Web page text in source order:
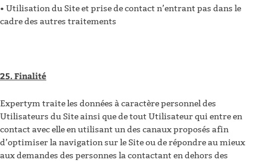
• Utilisation du Site et prise de contact n’entrant pas dans le
cadre des autres traitements
25. Finalité
Expertym traite les données à caractère personnel des
Utilisateurs du Site ainsi que de tout Utilisateur qui entre en
contact avec elle en utilisant un des canaux proposés afin
d’optimiser la navigation sur le Site ou de répondre au mieux
aux demandes des personnes la contactant en dehors des